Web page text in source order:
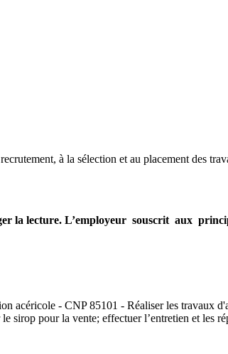
à la sélection et au placement des
la lecture. L’employeur souscrit aux
acéricole - CNP 85101 - Réaliser les travaux
pour la vente; effectuer l’entretien et les